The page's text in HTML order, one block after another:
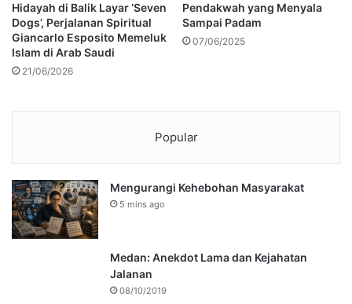
Hidayah di Balik Layar ‘Seven
Dogs’, Perjalanan Spiritual
Giancarlo Esposito Memeluk
Islam di Arab Saudi
21/06/2026
Pendakwah yang Menyala
Sampai Padam
07/06/2025
Popular
Mengurangi Kehebohan Masyarakat
5 mins ago
Medan: Anekdot Lama dan Kejahatan
Jalanan
08/10/2019